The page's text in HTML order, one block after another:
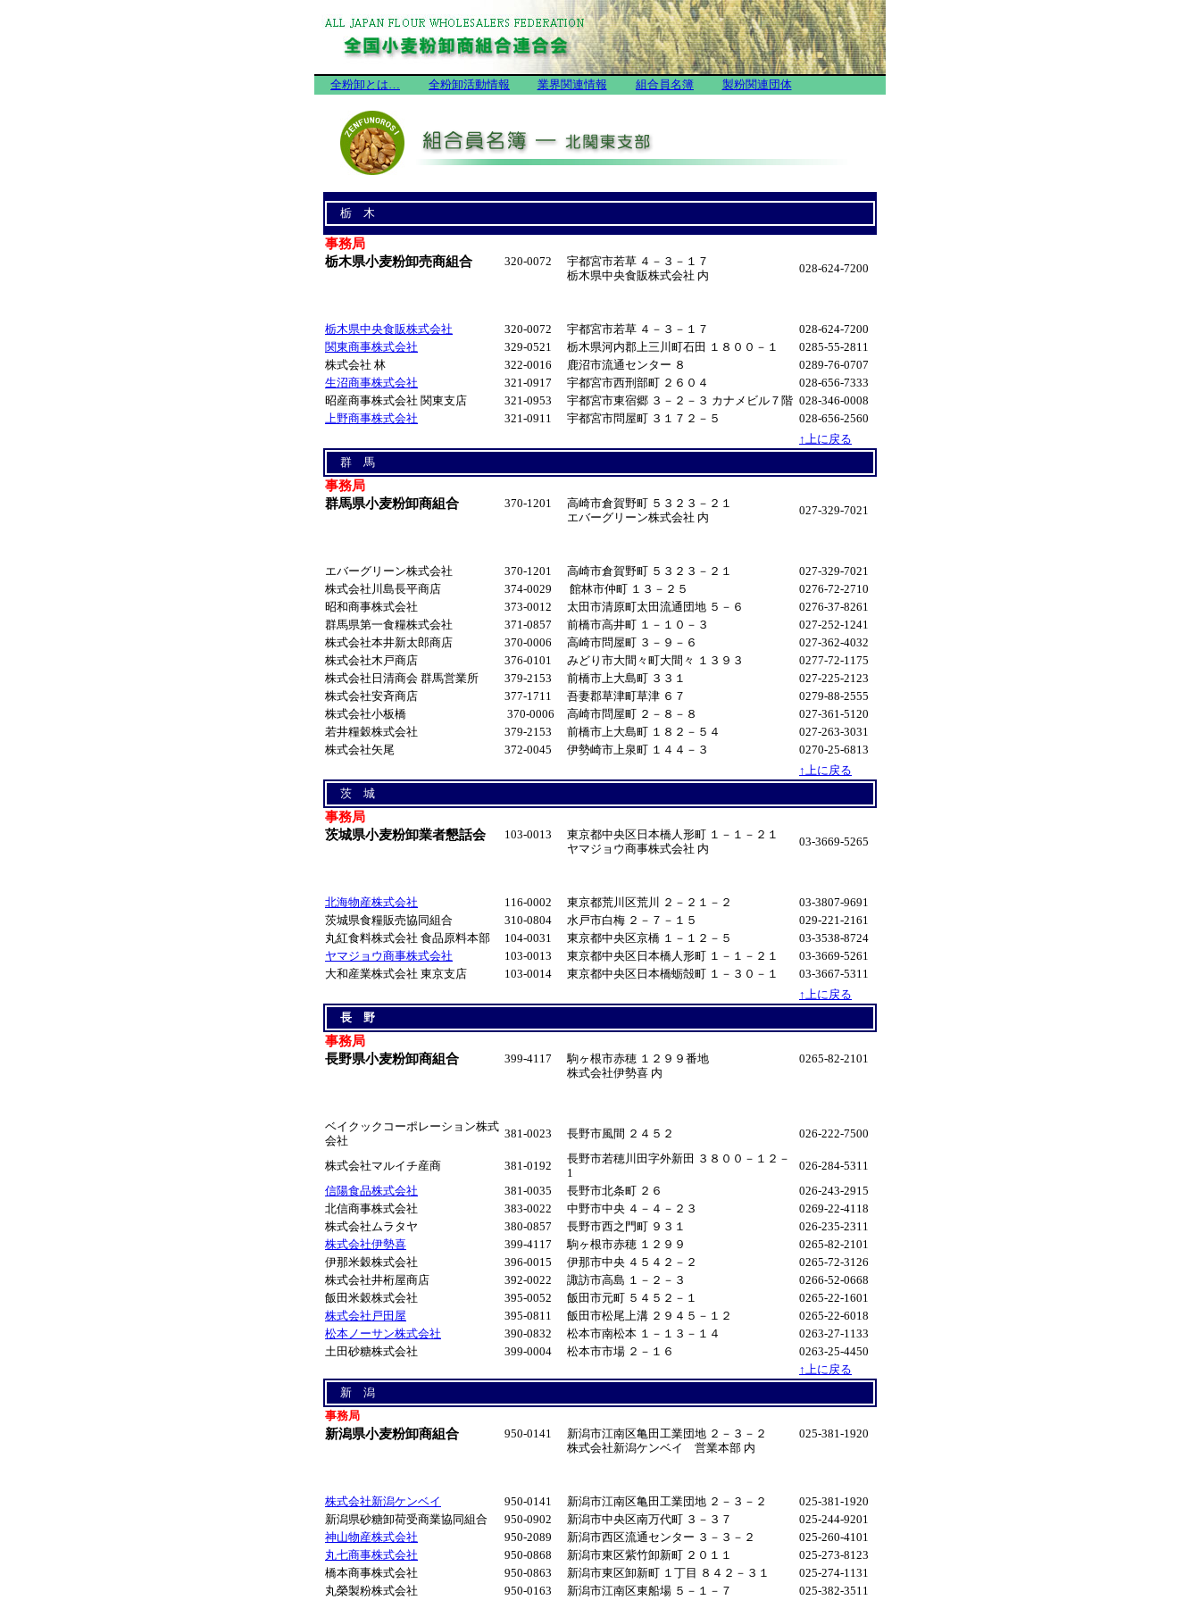
全粉卸とは… 全粉卸活動情報 業界関連情報 組合員名簿 製粉関連団体
栃 木
事務局
栃木県小麦粉卸売商組合
320-0072
宇都宮市若草 ４－３－１７
栃木県中央食販株式会社 内
028-624-7200
栃木県中央食販株式会社 320-0072 宇都宮市若草 ４－３－１７
028-624-7200
関東商事株式会社
329-0521 栃木県河内郡上三川町石田 １８００－１
0285-55-2811
株式会社 林
322-0016 鹿沼市流通センター ８
0289-76-0707
生沼商事株式会社
321-0917 宇都宮市西刑部町 ２６０４
028-656-7333
昭産商事株式会社 関東支店
321-0953 宇都宮市東宿郷 ３－２－３ カナメビル７階 028-346-0008
上野商事株式会社
321-0911 宇都宮市問屋町 ３１７２－５
028-656-2560
↑上に戻る
群 馬
事務局
群馬県小麦粉卸商組合
370-1201
高崎市倉賀野町 ５３２３－２１
エバーグリーン株式会社 内
027-329-7021
エバーグリーン株式会社 370-1201 高崎市倉賀野町 ５３２３－２１
027-329-7021
株式会社川島長平商店
374-0029 館林市仲町 １３－２５
0276-72-2710
昭和商事株式会社
373-0012 太田市清原町太田流通団地 ５－６
0276-37-8261
群馬県第一食糧株式会社
371-0857 前橋市高井町 １－１０－３
027-252-1241
株式会社本井新太郎商店
370-0006 高崎市問屋町 ３－９－６
027-362-4032
株式会社木戸商店
376-0101 みどり市大間々町大間々 １３９３
0277-72-1175
株式会社日清商会 群馬営業所
379-2153 前橋市上大島町 ３３１
027-225-2123
株式会社安斉商店
377-1711 吾妻郡草津町草津 ６７
0279-88-2555
株式会社小板橋
370-0006 高崎市問屋町 ２－８－８
027-361-5120
若井糧穀株式会社
379-2153 前橋市上大島町 １８２－５４
027-263-3031
株式会社矢尾
372-0045 伊勢崎市上泉町 １４４－３
0270-25-6813
↑上に戻る
茨 城
事務局
茨城県小麦粉卸業者懇話会
103-0013
東京都中央区日本橋人形町 １－１－２１
ヤマジョウ商事株式会社 内
03-3669-5265
北海物産株式会社 116-0002 東京都荒川区荒川 ２－２１－２
03-3807-9691
茨城県食糧販売協同組合
310-0804 水戸市白梅 ２－７－１５
029-221-2161
丸紅食料株式会社 食品原料本部
104-0031 東京都中央区京橋 １－１２－５
03-3538-8724
ヤマジョウ商事株式会社
103-0013 東京都中央区日本橋人形町 １－１－２１
03-3669-5261
大和産業株式会社 東京支店
103-0014 東京都中央区日本橋蛎殻町 １－３０－１
03-3667-5311
↑上に戻る
長 野
事務局
長野県小麦粉卸商組合
399-4117
駒ヶ根市赤穂 １２９９番地
株式会社伊勢喜 内
0265-82-2101
ベイクックコーポレーション株式
会社
381-0023 長野市風間 ２４５２ 026-222-7500
株式会社マルイチ産商 381-0192
長野市若穂川田字外新田 ３８００－１２－
1
026-284-5311
信陽食品株式会社
381-0035 長野市北条町 ２６
026-243-2915
北信商事株式会社
383-0022 中野市中央 ４－４－２３
0269-22-4118
株式会社ムラタヤ
380-0857 長野市西之門町 ９３１
026-235-2311
株式会社伊勢喜
399-4117 駒ヶ根市赤穂 １２９９
0265-82-2101
伊那米穀株式会社
396-0015 伊那市中央 ４５４２－２
0265-72-3126
株式会社井桁屋商店
392-0022 諏訪市高島 １－２－３
0266-52-0668
飯田米穀株式会社
395-0052 飯田市元町 ５４５２－１
0265-22-1601
株式会社戸田屋
395-0811 飯田市松尾上溝 ２９４５－１２
0265-22-6018
松本ノーサン株式会社
390-0832 松本市南松本 １－１３－１４
0263-27-1133
土田砂糖株式会社
399-0004 松本市市場 ２－１６
0263-25-4450
↑上に戻る
新 潟
事務局
新潟県小麦粉卸商組合 950-0141
新潟市江南区亀田工業団地 ２－３－２
株式会社新潟ケンベイ 営業本部 内
025-381-1920
株式会社新潟ケンベイ 950-0141 新潟市江南区亀田工業団地 ２－３－２
025-381-1920
新潟県砂糖卸荷受商業協同組合
950-0902 新潟市中央区南万代町 ３－３７
025-244-9201
神山物産株式会社
950-2089 新潟市西区流通センター ３－３－２
025-260-4101
丸七商事株式会社
950-0868 新潟市東区紫竹卸新町 ２０１１
025-273-8123
橋本商事株式会社
950-0863 新潟市東区卸新町 １丁目 ８４２－３１
025-274-1131
丸榮製粉株式会社
950-0163 新潟市江南区東船場 ５－１－７ 025-382-3511